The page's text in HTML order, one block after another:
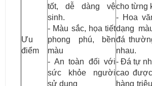
Ưu
điểm
tốt, dễ dàng vệ
sinh.
- Màu sắc, họa tiết
phong phú, bền
màu
- An toàn đối với
sức khỏe người
sử dụng
cho từng
- Hoa
dạng
đá
nhau.
- Đá tự
cao
hàng